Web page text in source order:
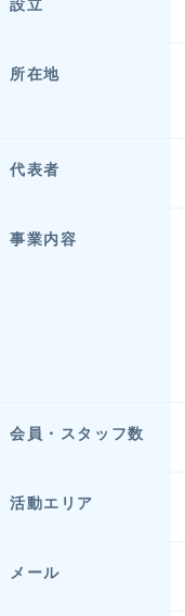
設立
所在地
代表者
事業内容
会員・スタッフ数
活動エリア
メール